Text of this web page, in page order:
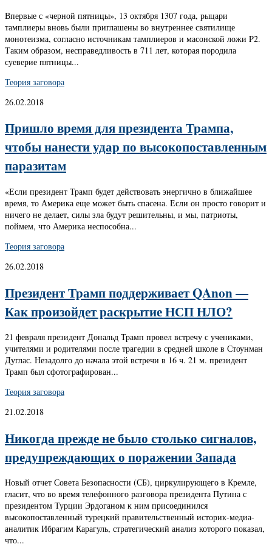
Впервые с «черной пятницы», 13 октября 1307 года, рыцари
тамплиеры вновь были приглашены во внутреннее святилище
монотеизма, согласно источникам тамплиеров и масонской ложи P2.
Таким образом, несправедливость в 711 лет, которая породила
суеверие пятницы...
Теория заговора
26.02.2018
Пришло время для президента Трампа,
чтобы нанести удар по высокопоставленным
паразитам
«Если президент Трамп будет действовать энергично в ближайшее
время, то Америка еще может быть спасена. Если он просто говорит и
ничего не делает, силы зла будут решительны, и мы, патриоты,
поймем, что Америка неспособна...
Теория заговора
26.02.2018
Президент Трамп поддерживает QAnon —
Как произойдет раскрытие НСП НЛО?
21 февраля президент Дональд Трамп провел встречу с учениками,
учителями и родителями после трагедии в средней школе в Стоунман
Дуглас. Незадолго до начала этой встречи в 16 ч. 21 м. президент
Трамп был сфотографирован...
Теория заговора
21.02.2018
Никогда прежде не было столько сигналов,
предупреждающих о поражении Запада
Новый отчет Совета Безопасности (СБ), циркулирующего в Кремле,
гласит, что во время телефонного разговора президента Путина с
президентом Турции Эрдоганом к ним присоединился
высокопоставленный турецкий правительственный историк-медиа-
аналитик Ибрагим Карагуль, стратегический анализ которого показал,
что...